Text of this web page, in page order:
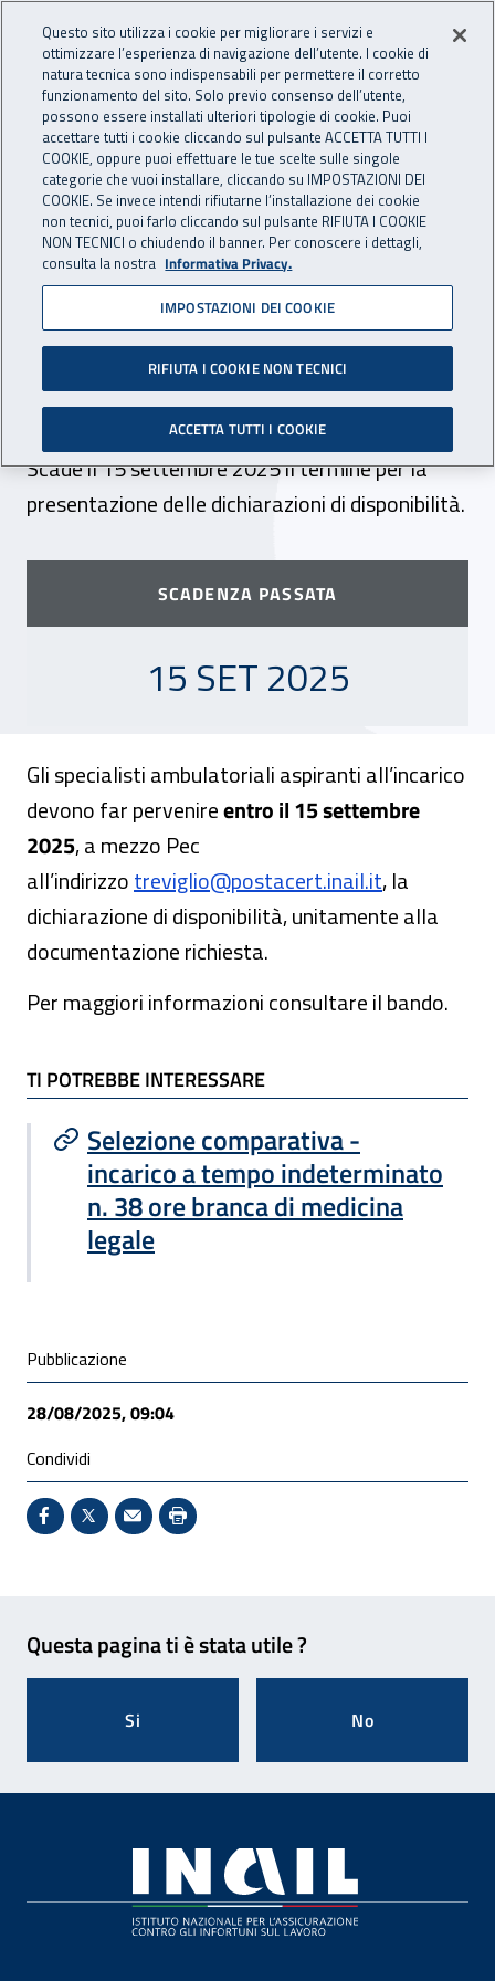
INAIL - Istituto Nazionale
Apri cerca
Navigazione principale
Navigazione - Ti trovi in:
Home Inail comunica Scadenze Scadenza
Dr Lombardia - selezione
comparativa per incarico a
tempo indeterminato n. 38
ore branca medicina legale
- sede Inail di Treviglio
Scade il 15 settembre 2025 il termine per la
presentazione delle dichiarazioni di disponibilità.
SCADENZA PASSATA
15 SETTEMBRE 2025
15 SET 2025
Gli specialisti ambulatoriali aspiranti all’incarico
devono far pervenireentro il 15 settembre
2025, a mezzo Pec
all’indirizzotreviglio@postacert.inail.it, la
dichiarazione di disponibilità, unitamente alla
documentazione richiesta.
Per maggiori informazioni consultare il bando.
TI POTREBBE INTERESSARE
TI POTREBBE INTERESSARE
Selezione comparativa -
incarico a tempo indeterminato
n. 38 ore branca di medicina
legale
Condivisione social
Pubblicazione
28/08/2025, 09:04
Condividi
Condividi su Facebook - Sito esterno - Apertura in
X - Sito esterno - Apertura in nuova finestra
Invio Mail: apre il programma di posta
Stampa pagina: scelta meno
Questa pagina ti è stata utile ?
Si No
Questo sito utilizza i cookie per migliorare i servizi e
ottimizzare l’esperienza di navigazione dell’utente. I cookie di
natura tecnica sono indispensabili per permettere il corretto
funzionamento del sito. Solo previo consenso dell’utente,
possono essere installati ulteriori tipologie di cookie. Puoi
accettare tutti i cookie cliccando sul pulsante ACCETTA TUTTI I
COOKIE, oppure puoi effettuare le tue scelte sulle singole
categorie che vuoi installare, cliccando su IMPOSTAZIONI DEI
COOKIE. Se invece intendi rifiutarne l’installazione dei cookie
non tecnici, puoi farlo cliccando sul pulsante RIFIUTA I COOKIE
NON TECNICI o chiudendo il banner. Per conoscere i dettagli,
consulta la nostra Informativa Privacy.
IMPOSTAZIONI DEI COOKIE
RIFIUTA I COOKIE NON TECNICI
ACCETTA TUTTI I COOKIE